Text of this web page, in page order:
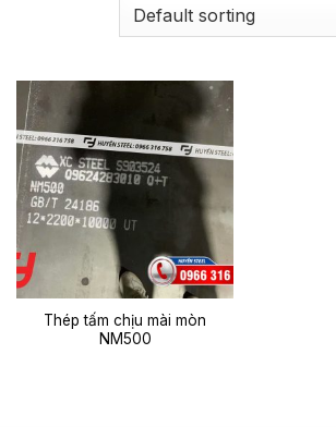
Thép tấm chịu mài mòn
NM500